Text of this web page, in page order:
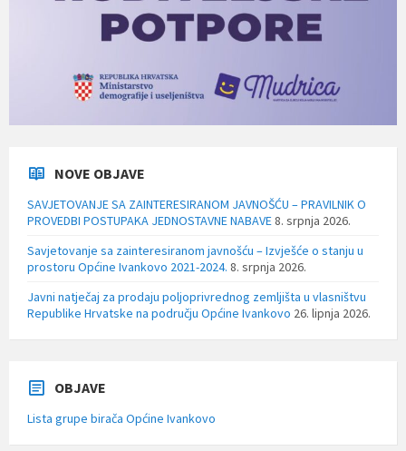
NOVE OBJAVE
SAVJETOVANJE SA ZAINTERESIRANOM JAVNOŠĆU – PRAVILNIK O
PROVEDBI POSTUPAKA JEDNOSTAVNE NABAVE8. srpnja 2026.
Savjetovanje sa zainteresiranom javnošću – Izvješće o stanju u
prostoru Općine Ivankovo 2021-2024. 8. srpnja 2026.
Javni natječaj za prodaju poljoprivrednog zemljišta u vlasništvu
Republike Hrvatske na području Općine Ivankovo 26. lipnja 2026.
OBJAVE
Lista grupe birača Općine Ivankovo